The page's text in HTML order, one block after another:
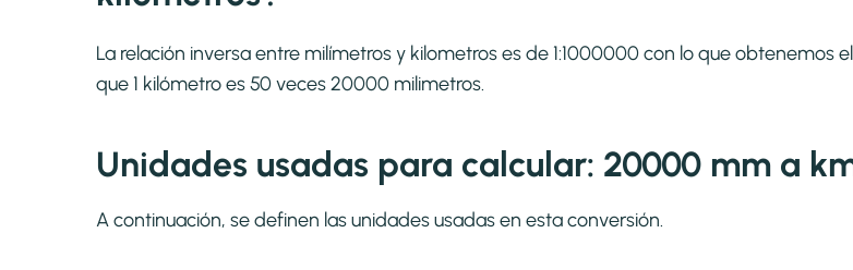
La relación inversa entre milímetros y kilometros es de 1:1000000 con lo que obtenemos
que 1 kilómetro es 50 veces 20000 milimetros.
Unidades usadas para calcular: 20000 mm a
A continuación, se definen las unidades usadas en esta conversión.